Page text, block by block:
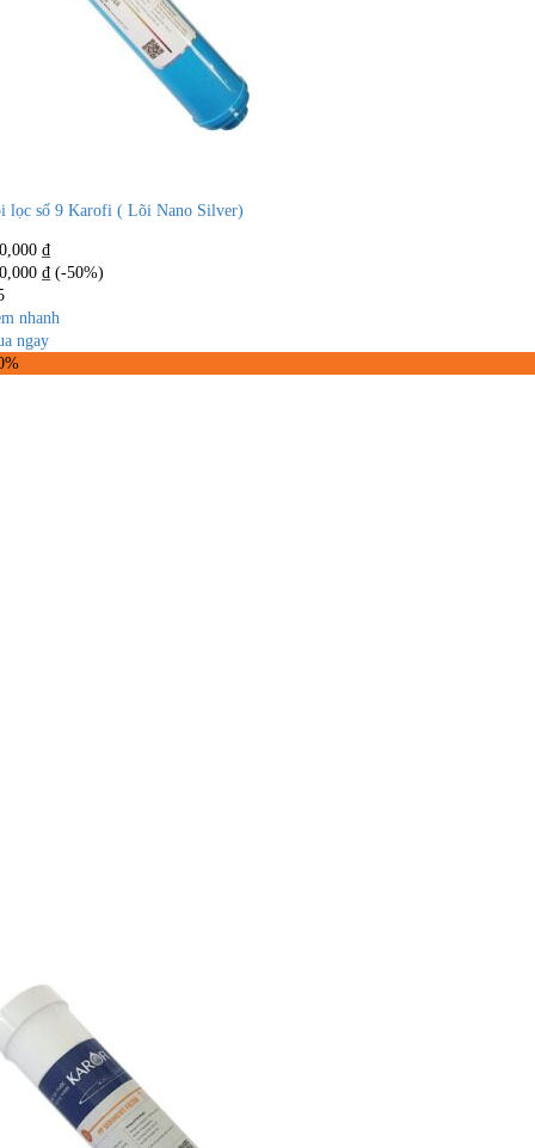
lọc số 9 Karofi ( Lõi Nano Silver)
₫
₫ (-50%)
nhanh
ngay